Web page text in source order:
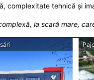
complexitate tehnică și
la scară mare,